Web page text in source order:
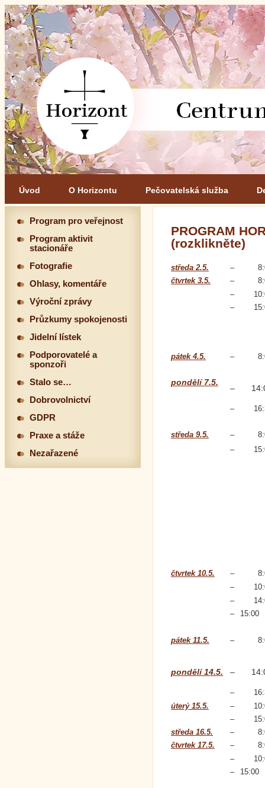
Úvod O Horizontu Pečovatelská služba
PROGRAM
(rozklikněte)
středa 2.5. –
čtvrtek 3.5.
–
–
–
pátek 4.5. –
pondělí 7.5.
–
–
středa 9.5. –
–
čtvrtek 10.5. –
–
–
–
15:00
pátek 11.5. –
pondělí 14.5. –
–
úterý 15.5.
–
–
středa 16.5.
–
čtvrtek 17.5.
–
–
–
15:00
Program pro veřejnost
Program aktivit
stacionáře
Fotografie
Ohlasy, komentáře
Výroční zprávy
Průzkumy spokojenosti
Jidelní lístek
Podporovatelé a
sponzoři
Stalo se…
Dobrovolnictví
GDPR
Praxe a stáže
Nezařazené